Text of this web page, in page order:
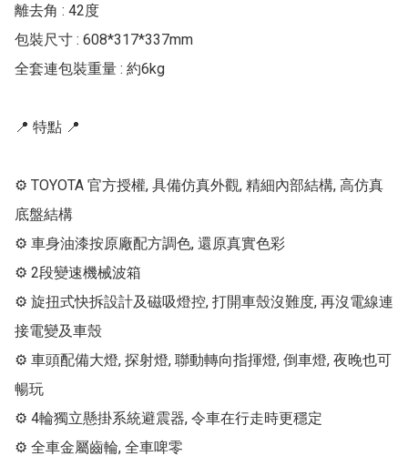
離去角 : 42度
包裝尺寸 : 608*317*337mm
全套連包裝重量 : 約6kg
📍 特點 📍
⚙ TOYOTA 官方授權, 具備仿真外觀, 精細內部結構, 高仿真
底盤結構
⚙ 車身油漆按原廠配方調色, 還原真實色彩
⚙ 2段變速機械波箱
⚙ 旋扭式快拆設計及磁吸燈控, 打開車殼沒難度, 再沒電線連
接電變及車殼
⚙ 車頭配備大燈, 探射燈, 聯動轉向指揮燈, 倒車燈, 夜晚也可
暢玩
⚙ 4輪獨立懸掛系統避震器, 令車在行走時更穩定
⚙ 全車金屬齒輪, 全車啤零